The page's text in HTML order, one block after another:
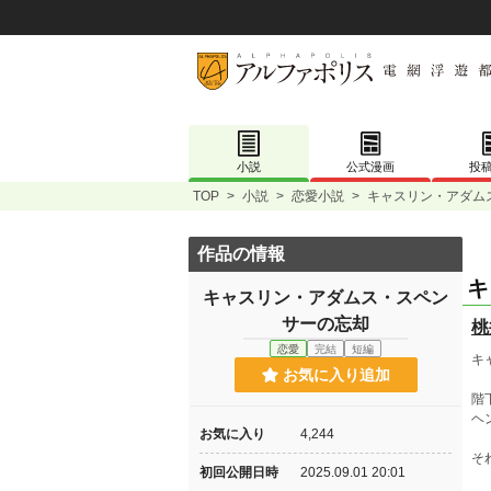
小説 公式漫画 投
TOP > 小説 > 恋愛小説 > キャスリン・アダ
キ
階
ヘ
そ
作品の情報
キャスリン・アダムス・スペン
サーの忘却
恋愛 完結 短編
お気に入り追加
お気に入り 4,244
初回公開日時 2025.09.01 20:01